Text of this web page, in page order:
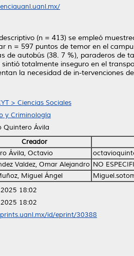
(n = 413) se empleó
n = 597 puntos de temor en el
de autobús (38. 7 %), paraderos de
totalmente inseguro en el
la necesidad de in-tervenciones
> Ciencias Sociales
y Criminología
Quintero Ávila
Creador
Ávila, Octavio
Valdez, Omar Alejandro NO
Miguel Ángel
18:02
18:02
id/eprint/30388